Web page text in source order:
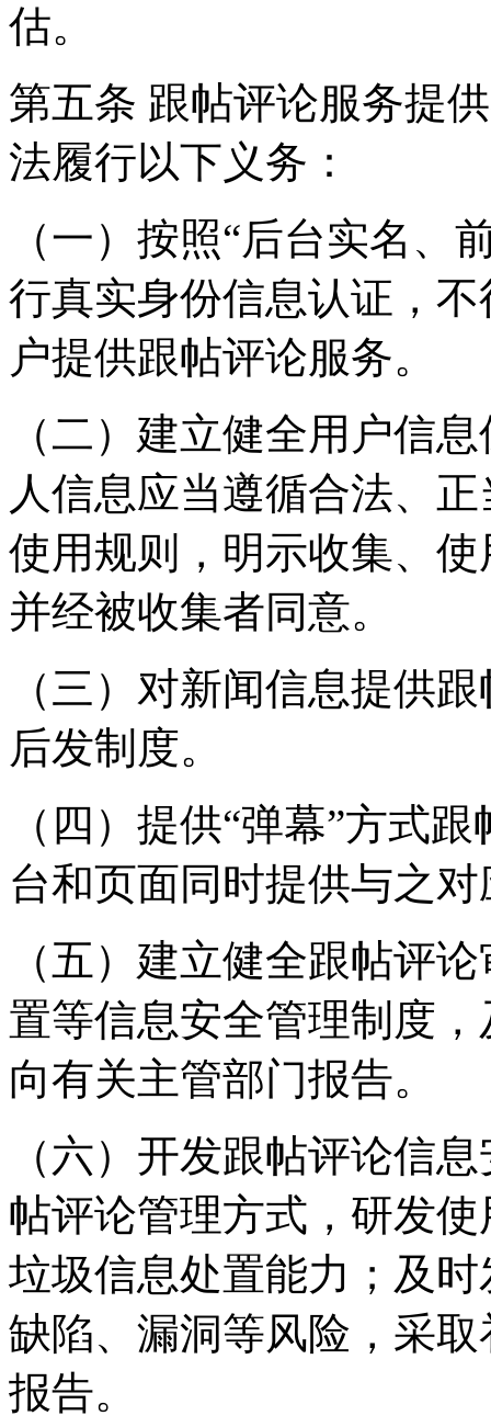
估。
第五条 跟帖评论服务提
法履行以下义务：
（一）按照“后台实名、
行真实身份信息认证，
户提供跟帖评论服务。
（二）建立健全用户信
人信息应当遵循合法、
使用规则，明示收集、
并经被收集者同意。
（三）对新闻信息提供
后发制度。
（四）提供“弹幕”方式
台和页面同时提供与之
（五）建立健全跟帖评
置等信息安全管理制度
向有关主管部门报告。
（六）开发跟帖评论信
帖评论管理方式，研发
垃圾信息处置能力；及
缺陷、漏洞等风险，采
报告。